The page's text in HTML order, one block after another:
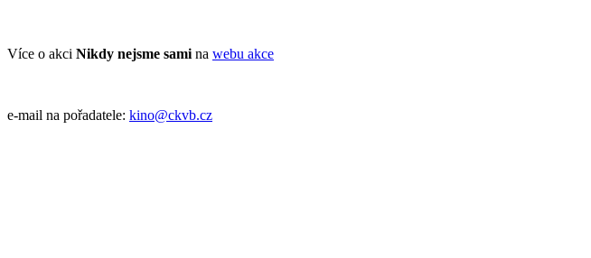
Více o akci Nikdy nejsme sami na webu akce
e-mail na pořadatele: kino@ckvb.cz